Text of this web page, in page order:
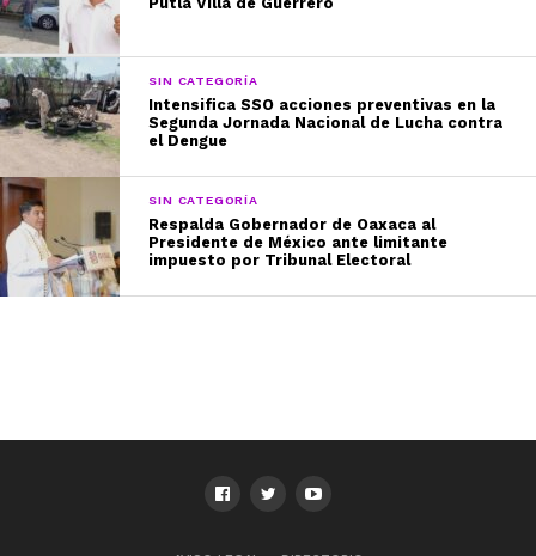
SIN CATEGORÍA
Intensifica SSO acciones preventivas en la
Segunda Jornada Nacional de Lucha contra
el Dengue
SIN CATEGORÍA
Respalda Gobernador de Oaxaca al
Presidente de México ante limitante
impuesto por Tribunal Electoral